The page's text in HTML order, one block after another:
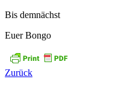
Bis demnächst
Euer Bongo
Zurück